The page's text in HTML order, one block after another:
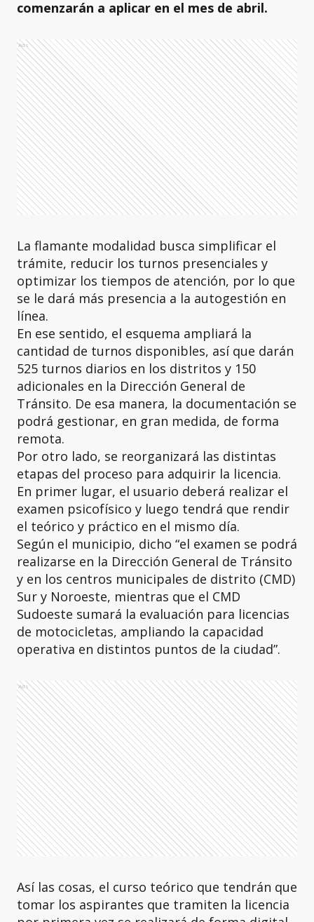
comenzarán a aplicar en el mes de abril.
Ads
La flamante modalidad busca simplificar el
trámite, reducir los turnos presenciales y
optimizar los tiempos de atención, por lo que
se le dará más presencia a la autogestión en
línea.
En ese sentido, el esquema ampliará la
cantidad de turnos disponibles, así que darán
525 turnos diarios en los distritos y 150
adicionales en la Dirección General de
Tránsito. De esa manera, la documentación se
podrá gestionar, en gran medida, de forma
remota.
Por otro lado, se reorganizará las distintas
etapas del proceso para adquirir la licencia.
En primer lugar, el usuario deberá realizar el
examen psicofísico y luego tendrá que rendir
el teórico y práctico en el mismo día.
Según el municipio, dicho “el examen se podrá
realizarse en la Dirección General de Tránsito
y en los centros municipales de distrito (CMD)
Sur y Noroeste, mientras que el CMD
Sudoeste sumará la evaluación para licencias
de motocicletas, ampliando la capacidad
operativa en distintos puntos de la ciudad”.
Ads
Así las cosas, el curso teórico que tendrán que
tomar los aspirantes que tramiten la licencia